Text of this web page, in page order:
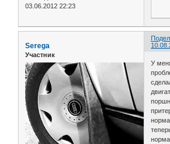
03.06.2012 22:23
Serega
Участник
У